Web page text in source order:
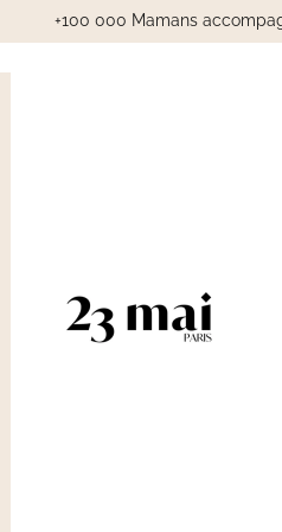
+100 000 Mamans
23 Mai Paris